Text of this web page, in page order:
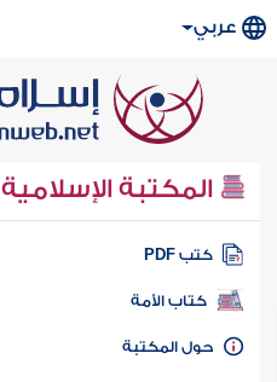
عربي
المكتبة الإسلامية
كتب PDF
كتاب الأمة